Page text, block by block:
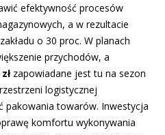
efektywność procesów
a w rezultacie
o 30 proc. W planach
przychodów, a
zapowiadane jest tu na sezon
logistycznej
pakowania towarów. Inwestycja
komfortu wykonywania